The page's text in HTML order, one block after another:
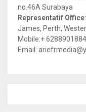
no.46A Surabaya
Representatif Office
James, Perth,
Mobile:+
Email: